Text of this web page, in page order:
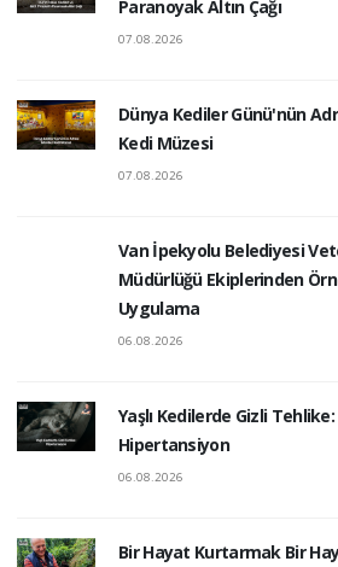
Paranoyak Altın Çağı
07.08.2026
Dünya Kediler Günü'nün
Kedi Müzesi
07.08.2026
Van İpekyolu Belediyesi
Müdürlüğü Ekiplerinden
Uygulama
06.08.2026
Yaşlı Kedilerde Gizli Tehlike:
Hipertansiyon
06.08.2026
Bir Hayat Kurtarmak Bir